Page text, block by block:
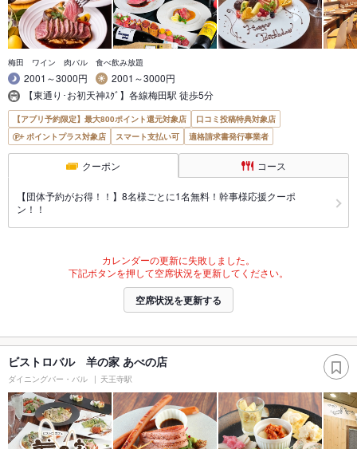
梅田 ワイン 肉バル 食べ飲み放題
2001～3000円
2001～3000円
【東通り･お初天神ｽｸﾞ】各線梅田駅 徒歩5分
【アプリ予約限定】最大800ポイント還元対象店
口コミ投稿特典対象店
ポイントプラス対象店
スマート支払い可 適格請求書発行事業者
クーポン コース
【団体予約がお得！！】8名様ごとに1名無料！幹事様応援クーポ
ン！！
カレンダーの更新に失敗しました。
下記ボタンを押して空席状況を更新してください。
空席状況を更新する
ビストロバル 羊の家 あべの店
ダイニングバー・バル 天王寺駅